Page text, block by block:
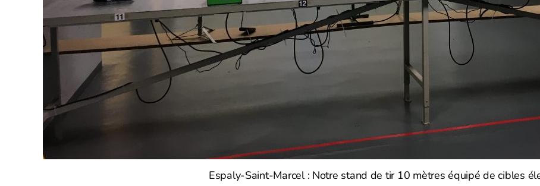
Espaly-Saint-Marcel : Notre stand de tir 10 mètres équipé de cibles